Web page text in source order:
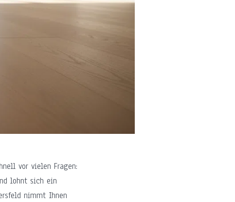
vor vielen Fragen:
lohnt sich ein
nimmt Ihnen